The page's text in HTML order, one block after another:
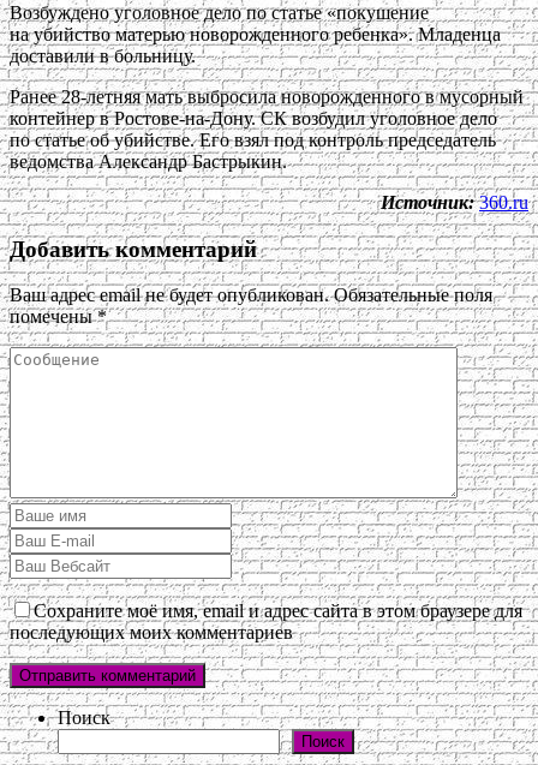
Возбуждено уголовное дело по статье «покушение
на убийство матерью новорожденного ребенка». Младенца
доставили в больницу.
Ранее 28-летняя мать выбросила новорожденного в мусорный
контейнер в Ростове-на-Дону. СК возбудил уголовное дело
по статье об убийстве. Его взял под контроль председатель
ведомства Александр Бастрыкин.
Источник: 360.ru
Добавить комментарий
Ваш адрес email не будет опубликован. Обязательные поля
помечены*
Сохраните моё имя, email и адрес сайта в этом браузере для
последующих моих комментариев
Поиск
Поиск